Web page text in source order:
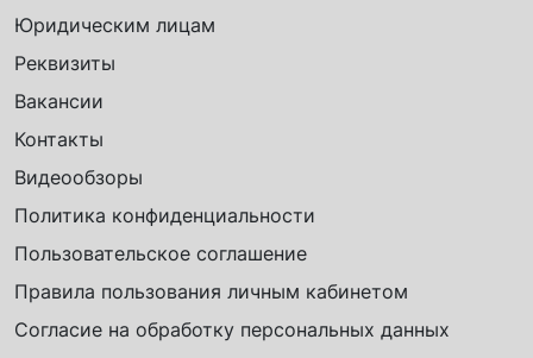
Юридическим лицам
Реквизиты
Вакансии
Контакты
Видеообзоры
Политика конфиденциальности
Пользовательское соглашение
Правила пользования личным кабинетом
Согласие на обработку персональных данных